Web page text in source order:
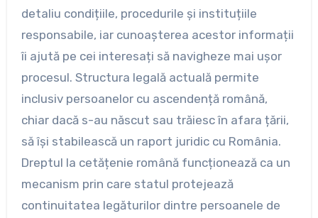
detaliu condițiile, procedurile și instituțiile
responsabile, iar cunoașterea acestor informații
îi ajută pe cei interesați să navigheze mai ușor
procesul. Structura legală actuală permite
inclusiv persoanelor cu ascendență română,
chiar dacă s-au născut sau trăiesc în afara țării,
să își stabilească un raport juridic cu România.
Dreptul la cetățenie română funcționează ca un
mecanism prin care statul protejează
continuitatea legăturilor dintre persoanele de